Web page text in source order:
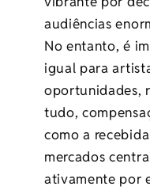
audiências
No entanto, é
igual para
oportunidades,
tudo,
como a
mercados
ativamente por